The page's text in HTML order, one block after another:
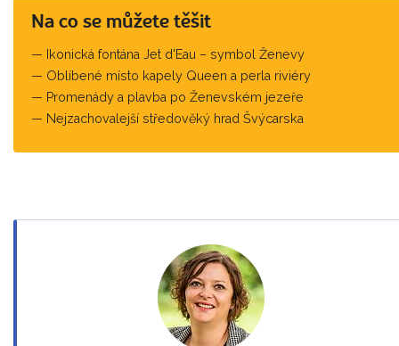
Na co se můžete těšit
Ikonická fontána Jet d'Eau – symbol Ženevy
Oblíbené místo kapely Queen a perla riviéry
Promenády a plavba po Ženevském jezeře
Nejzachovalejší středověký hrad Švýcarska